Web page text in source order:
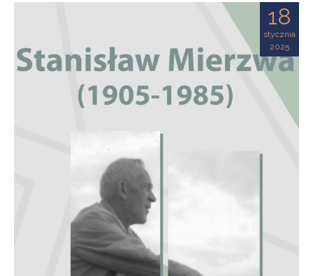
18
stycznia
2025